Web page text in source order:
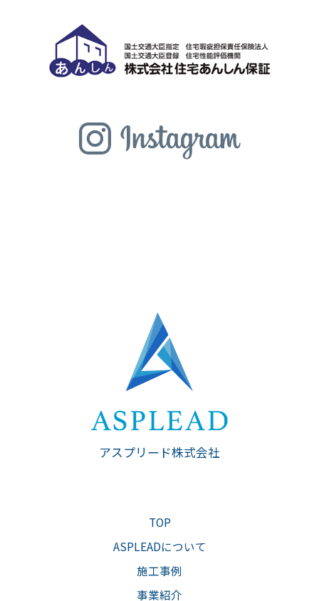
TOP
ASPLEADについて
施工事例
事業紹介
アスプリード株式会社